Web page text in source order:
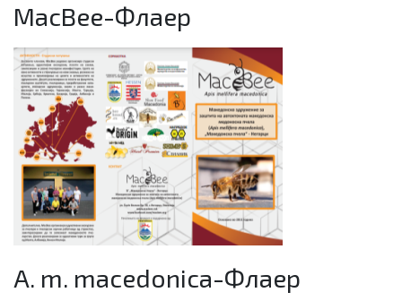
MacBee-Флаер
A. m. macedonica-Флаер